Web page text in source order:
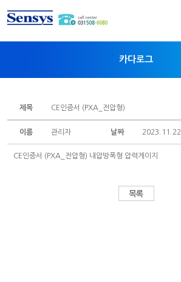
카다로그
인증서
고객광장
카다로그
제목 CE인증서 (PXA_전압형)
이름 관리자 날짜 2023.11.22
CE인증서 (PXA_전압형) 내압방폭형 압력게이지